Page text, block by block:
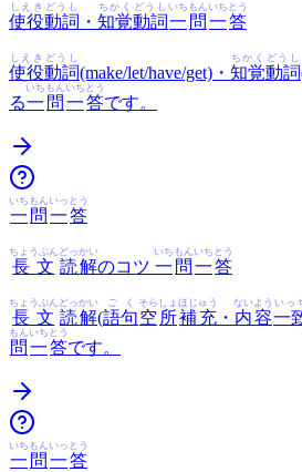
使役
しえき
動詞
どうし
・ 知覚
ちかく
動詞
どうし
一
いち
問
もん
一
いち
答
とう
使役
しえき
動詞
どうし
(make/let/have/get)・ 知覚
ちかく
動詞
どうし
る一
いち
問
もん
一
いち
答
とう
です。
一
いち
問
もん
一
いっ
答
とう
長文
ちょうぶん
読解
どっかい
のコツ 一
いち
問
もん
一
いち
答
とう
長文
ちょうぶん
読解
どっかい
(語句
ごく
空
そら
所
しょ
補充
ほじゅう
・ 内容
ないよう
一
いっ
問
もん
一
いち
答
とう
です。
一
いち
問
もん
一
いっ
答
とう